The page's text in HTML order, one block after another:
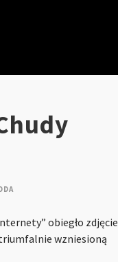
obiegło zdjęcie
wzniesioną